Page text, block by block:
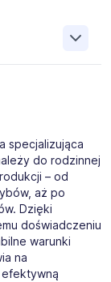
Lublinie,
holenderski.
technicznego i
- uprawa
Holandia)
tydz.
holenderskich
stronie
specjalizująca
do rodzinnej
– od
aż po
Dzięki
doświadczeniu
warunki
na